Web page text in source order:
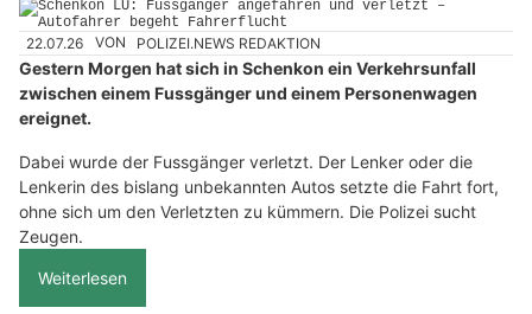
22.07.26 VON POLIZEI.NEWS REDAKTION
Gestern Morgen hat sich in Schenkon ein Verkehrsunfall
zwischen einem Fussgänger und einem Personenwagen
ereignet.
Dabei wurde der Fussgänger verletzt. Der Lenker oder die
Lenkerin des bislang unbekannten Autos setzte die Fahrt fort,
ohne sich um den Verletzten zu kümmern. Die Polizei sucht
Zeugen.
Weiterlesen